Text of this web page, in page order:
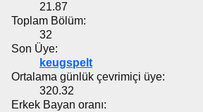
21.87
Toplam Bölüm:
32
Son Üye:
keugspelt
Ortalama günlük çevrimiçi üye:
320.32
Erkek Bayan oranı: